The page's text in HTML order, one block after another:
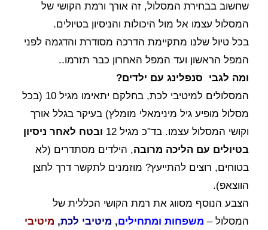
שחשוב בבחירת המסלול, זה אורך ורמת הקושי של
המסלול עצמו אל מול היכולות והניסיון בטיולים.
בכל טיול שלנו מתקיימת הדרכה מסודרת והדגמה לפני
המפל הראשון ועד המפל האחרון כבר תזרמו..
ומה לגבי סנפלינג עם ילדים?
המסלולים למיטיבי לכת, בחלקם יתאימו מגיל 10 (בכל
מסלול מופיע גיל מינימאלי מומלץ) בעיקר בגלל אורך
וקושי המסלול עצמו. בד"כ מגיל 12
ובטח לאחר ניסיון
בטיולים עם הליכה מרובה, הילדים מסתדרים (לא
בטוחים, רוצים להתייעץ? מוזמנים לתקשר דרך לחצן
הווצאפ).
הצבע הנוסף מסווג את רמת הקושי הכללית של
המסלול – משפחות ומתחילים, מיטיבי לכת, מיטיבי